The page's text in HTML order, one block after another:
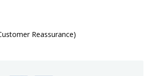
Reassurance)